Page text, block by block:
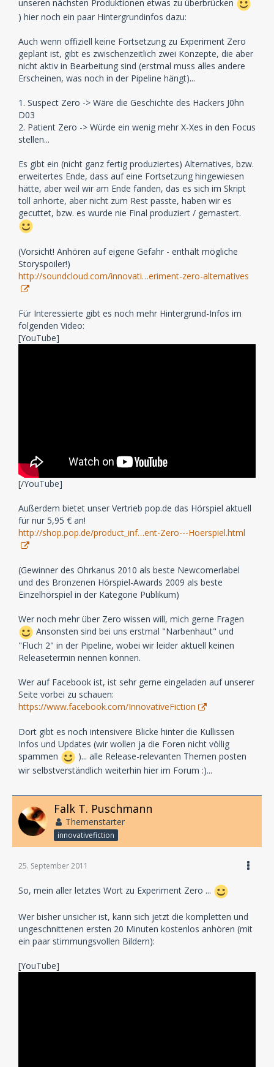
unseren nächsten Produktionen etwas zu überbrücken
) hier noch ein paar Hintergrundinfos dazu:
Auch wenn offiziell keine Fortsetzung zu Experiment Zero
geplant ist, gibt es zwischenzeitlich zwei Konzepte, die aber
nicht aktiv in Bearbeitung sind (erstmal muss alles andere
Erscheinen, was noch in der Pipeline hängt)...
1. Suspect Zero -> Wäre die Geschichte des Hackers J0hn
D03
2. Patient Zero -> Würde ein wenig mehr X-Xes in den Focus
stellen...
Es gibt ein (nicht ganz fertig produziertes) Alternatives, bzw.
erweitertes Ende, dass auf eine Fortsetzung hingewiesen
hätte, aber weil wir am Ende fanden, das es sich im Skript
toll anhörte, aber nicht zum Rest passte, haben wir es
gecuttet, bzw. es wurde nie Final produziert / gemastert.
(Vorsicht! Anhören auf eigene Gefahr - enthält mögliche
Storyspoiler!)
http://soundcloud.com/innovati…eriment-zero-alternatives
Für Interessierte gibt es noch mehr Hintergrund-Infos im
folgenden Video:
[YouTube]
[/YouTube]
Außerdem bietet unser Vertrieb pop.de das Hörspiel aktuell
für nur 5,95 € an!
http://shop.pop.de/product_inf…ent-Zero---Hoerspiel.html
(Gewinner des Ohrkanus 2010 als beste Newcomerlabel
und des Bronzenen Hörspiel-Awards 2009 als beste
Einzelhörspiel in der Kategorie Publikum)
Wer noch mehr über Zero wissen will, mich gerne Fragen
Ansonsten sind bei uns erstmal "Narbenhaut" und
"Fluch 2" in der Pipeline, wobei wir leider aktuell keinen
Releasetermin nennen können.
Wer auf Facebook ist, ist sehr gerne eingeladen auf unserer
Seite vorbei zu schauen:
https://www.facebook.com/InnovativeFiction
Dort gibt es noch intensivere Blicke hinter die Kullissen
Infos und Updates (wir wollen ja die Foren nicht völlig
spammen
)... alle Release-relevanten Themen posten
wir selbstverständlich weiterhin hier im Forum :)...
Falk T. Puschmann
Themenstarter
innovativefiction
25. September 2011
So, mein aller letztes Wort zu Experiment Zero ...
Wer bisher unsicher ist, kann sich jetzt die kompletten und
ungeschnittenen ersten 20 Minuten kostenlos anhören (mit
ein paar stimmungsvollen Bildern):
[YouTube]